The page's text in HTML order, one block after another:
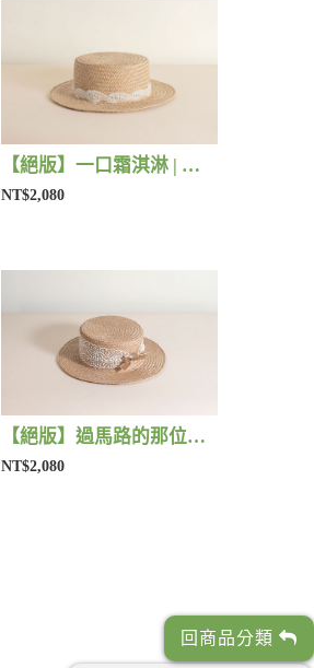
【絕版】一口霜淇淋 | 藺子X好煩小姐
NT$2,080
【絕版】過馬路的那位女孩 | 藺子X好煩小姐
NT$2,080
回商品分類